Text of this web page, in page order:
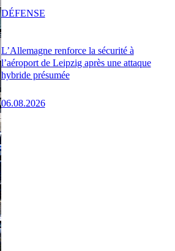
L’Allemagne renforce la sécurité à
l’aéroport de Leipzig après une attaque
hybride présumée
06.08.2026
DÉFENSE